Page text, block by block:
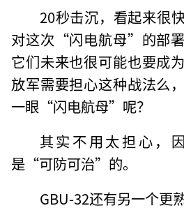
20秒击沉，看起来很
对这次“闪电航母”的部署
它们未来也很可能也要成
放军需要担心这种战法么
一眼“闪电航母”呢？
其实不用太担心，
是“可防可治”的。
GBU-32还有另一个更